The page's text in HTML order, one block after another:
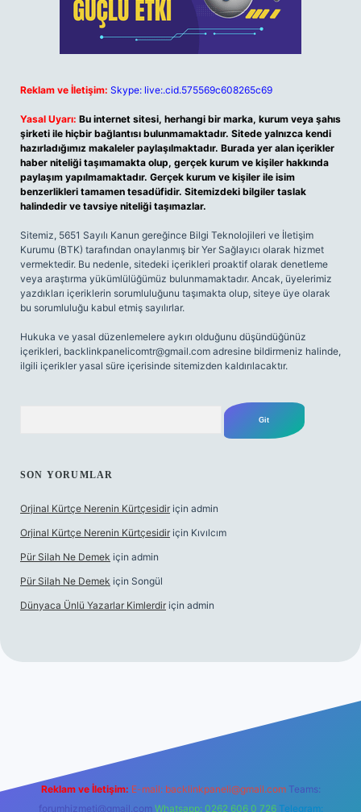
Reklam ve İletişim: Skype: live:.cid.575569c608265c69
Yasal Uyarı: Bu internet sitesi, herhangi bir marka, kurum veya şahıs
şirketi ile hiçbir bağlantısı bulunmamaktadır. Sitede yalnızca kendi
hazırladığımız makaleler paylaşılmaktadır. Burada yer alan içerikler
haber niteliği taşımamakta olup, gerçek kurum ve kişiler hakkında
paylaşım yapılmamaktadır. Gerçek kurum ve kişiler ile isim
benzerlikleri tamamen tesadüfidir. Sitemizdeki bilgiler taslak
halindedir ve tavsiye niteliği taşımazlar.
Sitemiz, 5651 Sayılı Kanun gereğince Bilgi Teknolojileri ve İletişim
Kurumu (BTK) tarafından onaylanmış bir Yer Sağlayıcı olarak hizmet
vermektedir. Bu nedenle, sitedeki içerikleri proaktif olarak denetleme
veya araştırma yükümlülüğümüz bulunmamaktadır. Ancak, üyelerimiz
yazdıkları içeriklerin sorumluluğunu taşımakta olup, siteye üye olarak
bu sorumluluğu kabul etmiş sayılırlar.
Hukuka ve yasal düzenlemelere aykırı olduğunu düşündüğünüz
içerikleri, backlinkpanelicomtr@gmail.com adresine bildirmeniz halinde,
ilgili içerikler yasal süre içerisinde sitemizden kaldırılacaktır.
SON YORUMLAR
Orjinal Kürtçe Nerenin Kürtçesidir için admin
Orjinal Kürtçe Nerenin Kürtçesidir için Kıvılcım
Pür Silah Ne Demek için admin
Pür Silah Ne Demek için Songül
Dünyaca Ünlü Yazarlar Kimlerdir için admin
Reklam ve İletişim: E-mail: backlinkpaneli@gmail.com Teams:
forumhizmeti@gmail.com Whatsapp: 0262 606 0 726 Telegram: